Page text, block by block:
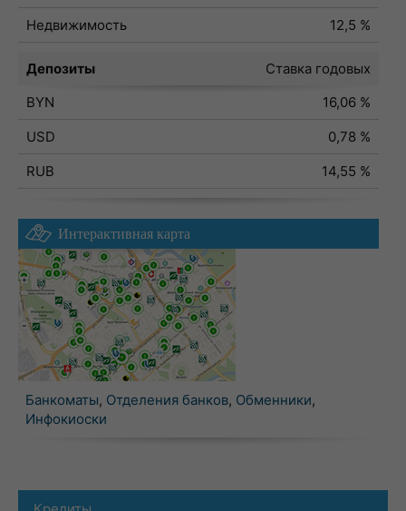
Недвижимость
12,5 %
Депозиты
Ставка годовых
BYN
16,06 %
USD
0,78 %
RUB
14,55 %
Интерактивная карта
Банкоматы, Отделения банков, Обменники,
Инфокиоски